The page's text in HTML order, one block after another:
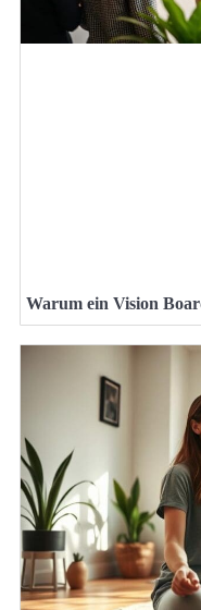
Warum ein Vision